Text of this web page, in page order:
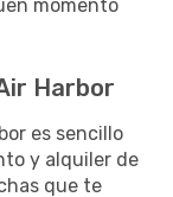
momento
Harbor
es sencillo
y alquiler de
que te